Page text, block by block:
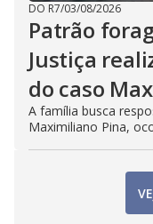
DO R7/03/08/2026
Patrão
Justiça
do caso
A família busca
Maximiliano Pina,